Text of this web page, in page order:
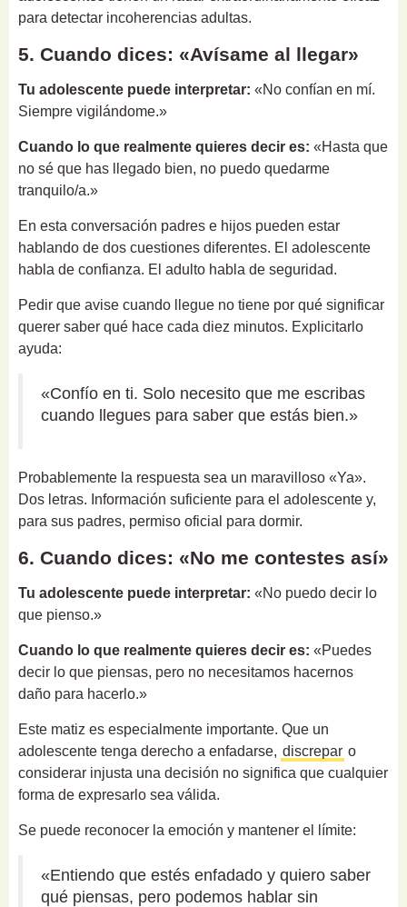
para detectar incoherencias adultas.
5. Cuando dices: «Avísame al llegar»
Tu adolescente puede interpretar: «No confían en mí.
Siempre vigilándome.»
Cuando lo que realmente quieres decir es: «Hasta que
no sé que has llegado bien, no puedo quedarme
tranquilo/a.»
En esta conversación padres e hijos pueden estar
hablando de dos cuestiones diferentes. El adolescente
habla de confianza. El adulto habla de seguridad.
Pedir que avise cuando llegue no tiene por qué significar
querer saber qué hace cada diez minutos. Explicitarlo
ayuda:
«Confío en ti. Solo necesito que me escribas
cuando llegues para saber que estás bien.»
Probablemente la respuesta sea un maravilloso «Ya».
Dos letras. Información suficiente para el adolescente y,
para sus padres, permiso oficial para dormir.
6. Cuando dices: «No me contestes así»
Tu adolescente puede interpretar: «No puedo decir lo
que pienso.»
Cuando lo que realmente quieres decir es: «Puedes
decir lo que piensas, pero no necesitamos hacernos
daño para hacerlo.»
Este matiz es especialmente importante. Que un
adolescente tenga derecho a enfadarse, discrepar o
considerar injusta una decisión no significa que cualquier
forma de expresarlo sea válida.
Se puede reconocer la emoción y mantener el límite:
«Entiendo que estés enfadado y quiero saber
qué piensas, pero podemos hablar sin